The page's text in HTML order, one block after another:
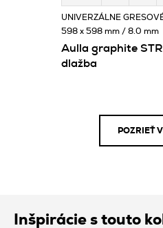
Aulla graphite
dlažba
UNIVERZÁLNE
598 x 598 mm / 8.0 mm
POZRIEŤ
Inšpirácie s touto